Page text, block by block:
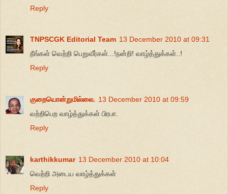
Reply
TNPSCGK Editorial Team 13 December 2010 at 09:31
நீங்கள் வெற்றி பெறுவீர்கள்...!நன்றி! வாழ்த்துக்கள்..!
Reply
குறையொன்றுமில்லை. 13 December 2010 at 09:59
வற்றிபெற வாழ்த்துக்கள் பிரபா.
Reply
karthikkumar 13 December 2010 at 10:04
வெற்றி அடைய வாழ்த்துக்கள்
Reply